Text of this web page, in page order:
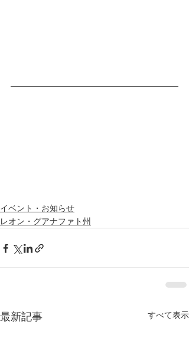
イベント・お知らせ
レオン・グアナファト州
最新記事 すべて表示